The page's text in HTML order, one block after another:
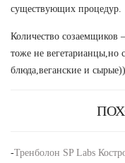
существующих процедур.
Количество
тоже не вегетарианцы,но
блюда,веганские и сырые)).
-Тренболон SP Labs